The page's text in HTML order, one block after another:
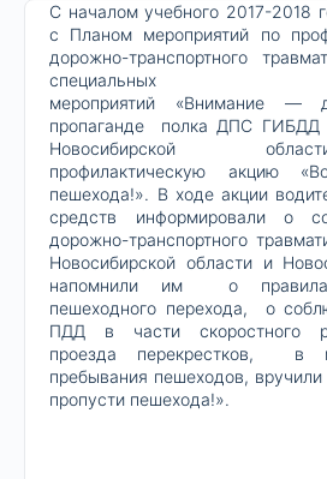
С началом учебного 2017-2018
с Планом мероприятий по
дорожно-транспортного
специальных
мероприятий «Внимание —
пропаганде полка ДПС
Новосибирской
профилактическую акцию
пешехода!». В ходе акции
средств информировали о
дорожно-транспортного
Новосибирской области и
напомнили им о
пешеходного перехода, о
ПДД в части скоростного
проезда перекрестков, в
пребывания пешеходов, вручили
пропусти пешехода!».